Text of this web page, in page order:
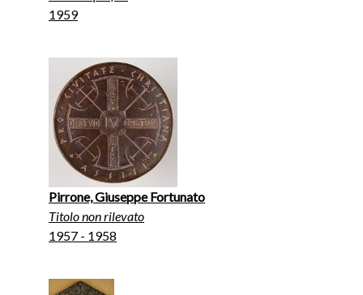
1959
Pirrone, Giuseppe Fortunato
Titolo non rilevato
1957 - 1958